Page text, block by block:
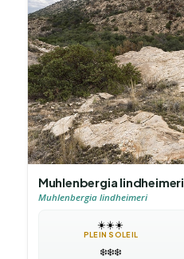
Muhlenbergia lindheimeri
Muhlenbergia lindheimeri
☀️☀️☀️
PLEIN SOLEIL
❄️❄️❄️